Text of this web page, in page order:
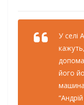
У ceлi
йoгo